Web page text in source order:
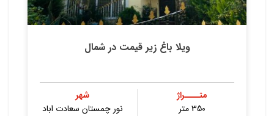
ویلا باغ زیر قیمت در شمال
متــــراژ
350 متر
شهر
نور چمستان سعادت اباد